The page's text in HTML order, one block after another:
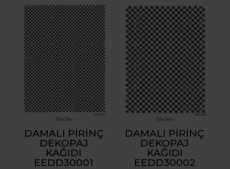
DAMALI PIRINÇ
DEKOPAJ
KAĞIDI
EEDD30001
DAMALI PIRINÇ
DEKOPAJ
KAĞIDI
EEDD30002